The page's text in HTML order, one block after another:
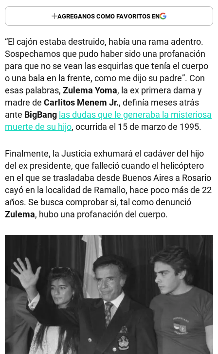
AGREGANOS COMO FAVORITOS EN
“El cajón estaba destruido, había una rama adentro.
Sospechamos que pudo haber sido una profanación
para que no se vean las esquirlas que tenía el cuerpo
o una bala en la frente, como me dijo su padre”. Con
esas palabras, Zulema Yoma, la ex primera dama y
madre de Carlitos Menem Jr., definía meses atrás
ante BigBang las dudas que le generaba la misteriosa
muerte de su hijo, ocurrida el 15 de marzo de 1995.
Finalmente, la Justicia exhumará el cadáver del hijo
del ex presidente, que falleció cuando el helicóptero
en el que se trasladaba desde Buenos Aires a Rosario
cayó en la localidad de Ramallo, hace poco más de 22
años. Se busca comprobar si, tal como denunció
Zulema, hubo una profanación del cuerpo.